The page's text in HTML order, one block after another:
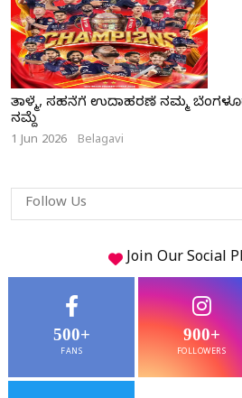
ತಾಳ್ಮೆ, ಸಹನೆಗೆ ಉದಾಹರಣೆ ನಮ್ಮ
ನಮ್ದೆ
1 Jun 2026 Belagavi
Follow Us
Join Our Social
500+
FANS
900+
FOLLOWERS